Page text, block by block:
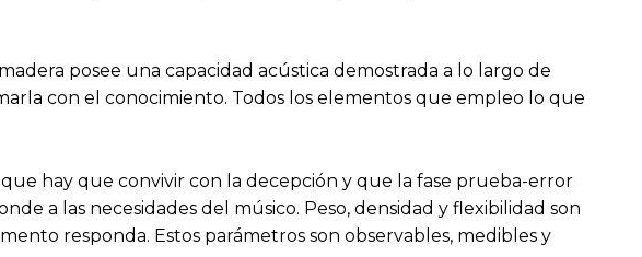
posee una capacidad acústica demostrada a lo largo de
con el conocimiento. Todos los elementos que empleo lo que
hay que convivir con la decepción y que la fase prueba-error
a las necesidades del músico. Peso, densidad y flexibilidad son
responda. Estos parámetros son observables, medibles y